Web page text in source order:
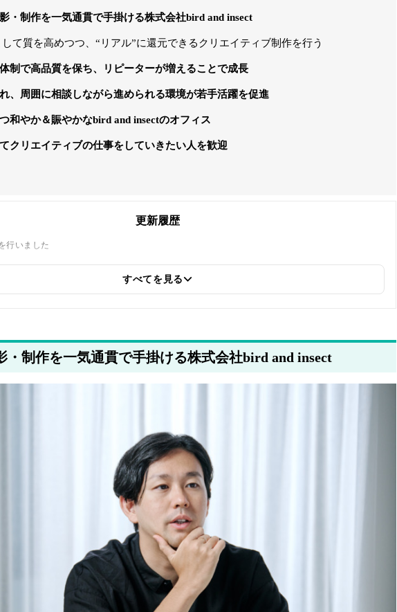
・制作を一気通貫で手掛ける株式会社bird and insect
して質を高めつつ、“リアル”に還元できるクリエイティブ制作を行う
制で高品質を保ち、リピーターが増えることで成長
、周囲に相談しながら進められる環境が若手活躍を促進
和やか＆賑やかなbird and insectのオフィス
クリエイティブの仕事をしていきたい人を歓迎
更新履歴
行いました
追加しました
すべてを見る
・制作を一気通貫で手掛ける株式会社bird and insect